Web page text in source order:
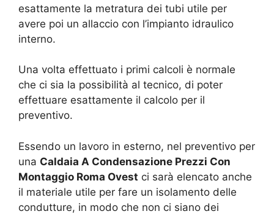
esattamente la metratura dei tubi utile per
avere poi un allaccio con l’impianto idraulico
interno.
Una volta effettuato i primi calcoli è normale
che ci sia la possibilità al tecnico, di poter
effettuare esattamente il calcolo per il
preventivo.
Essendo un lavoro in esterno, nel preventivo per
una Caldaia A Condensazione Prezzi Con
Montaggio Roma Ovest ci sarà elencato anche
il materiale utile per fare un isolamento delle
condutture, in modo che non ci siano dei